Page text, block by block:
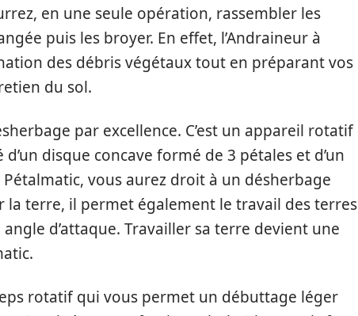
en une seule opération, rassembler les
puis les broyer. En effet, l’Andraineur à
des débris végétaux tout en préparant vos
du sol.
par excellence. C’est un appareil rotatif
disque concave formé de 3 pétales et d’un
vous aurez droit à un désherbage
la terre, il permet également le travail des terres
d’attaque. Travailler sa terre devient une
rotatif qui vous permet un débuttage léger